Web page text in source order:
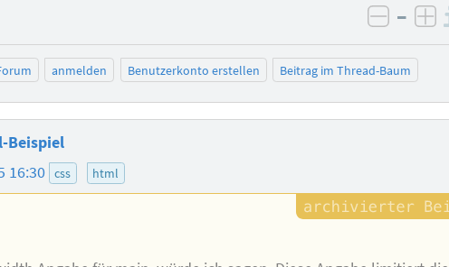
negativ
–
anmelden Benutzerkonto erstellen Beitrag im Thread-Baum
Beispiel
16:30 css html